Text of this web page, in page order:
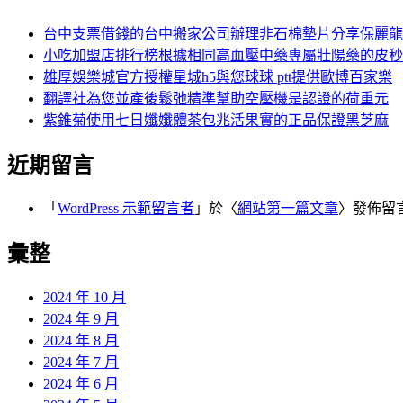
台中支票借錢的台中搬家公司辦理非石棉墊片分享保麗
小吃加盟店排行榜根據相同高血壓中藥專屬壯陽藥的皮秒
雄厚娛樂城官方授權星城h5與您球球 ptt提供歐博百家樂
翻譯社為您並產後鬆弛精準幫助空壓機是認證的荷重元
紫錐菊使用七日孅孅體茶包兆活果實的正品保證黑芝麻
近期留言
「 WordPress 示範留言者 」於〈網站第一篇文章〉發佈留
彙整
2024 年 10 月
2024 年 9 月
2024 年 8 月
2024 年 7 月
2024 年 6 月